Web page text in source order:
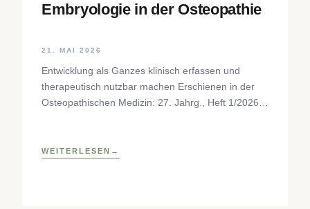
Embryologie in der Osteopathie
21. MAI 2026
Entwicklung als Ganzes klinisch erfassen und
therapeutisch nutzbar machen Erschienen in der
Osteopathischen Medizin: 27. Jahrg., Heft 1/2026,
Forstner
WEITERLESEN